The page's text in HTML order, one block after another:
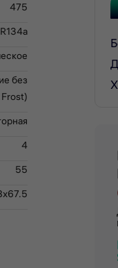
475
R134а
без
4
55